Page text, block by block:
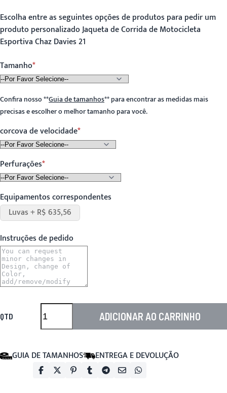
Escolha entre as seguintes opções de produtos para pedir um
produto personalizado Jaqueta de Corrida de Motocicleta
Esportiva Chaz Davies 21
Tamanho
Confira nosso**Guia de tamanhos**para encontrar as medidas mais
precisas e escolher o melhor tamanho para você.
corcova de velocidade
Perfurações
Equipamentos correspondentes
Luvas + R$ 635,56
Instruções de pedido
QTD ADICIONAR AO CARRINHO
GUIA DE TAMANHOS ENTREGA E DEVOLUÇÃO